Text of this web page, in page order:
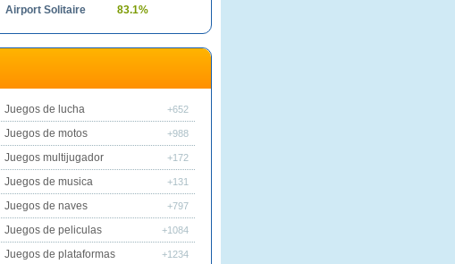
Airport Solitaire 83.1%
Juegos de lucha +652
Juegos de motos +988
Juegos multijugador +172
Juegos de musica +131
Juegos de naves +797
Juegos de peliculas +1084
Juegos de plataformas +1234